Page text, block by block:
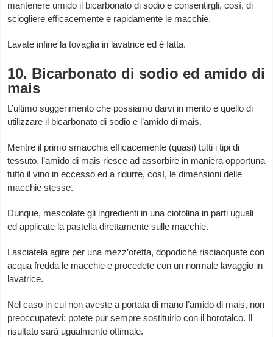
mantenere umido il bicarbonato di sodio e consentirgli, così, di
sciogliere efficacemente e rapidamente le macchie.
Lavate infine la tovaglia in lavatrice ed è fatta.
10. Bicarbonato di sodio ed amido di
mais
L’ultimo suggerimento che possiamo darvi in merito è quello di
utilizzare il bicarbonato di sodio e l’amido di mais.
Mentre il primo smacchia efficacemente (quasi) tutti i tipi di
tessuto, l’amido di mais riesce ad assorbire in maniera opportuna
tutto il vino in eccesso ed a ridurre, così, le dimensioni delle
macchie stesse.
Dunque, mescolate gli ingredienti in una ciotolina in parti uguali
ed applicate la pastella direttamente sulle macchie.
Lasciatela agire per una mezz’oretta, dopodiché risciacquate con
acqua fredda le macchie e procedete con un normale lavaggio in
lavatrice.
Nel caso in cui non aveste a portata di mano l’amido di mais, non
preoccupatevi: potete pur sempre sostituirlo con il borotalco. Il
risultato sarà ugualmente ottimale.